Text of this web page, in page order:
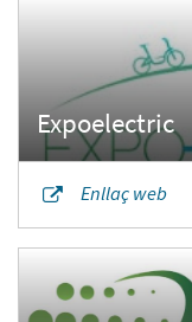
Enllaç web